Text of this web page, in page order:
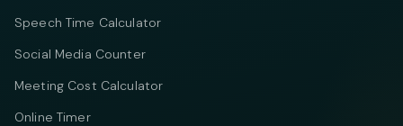
Speech Time Calculator
Social Media Counter
Meeting Cost Calculator
Online Timer